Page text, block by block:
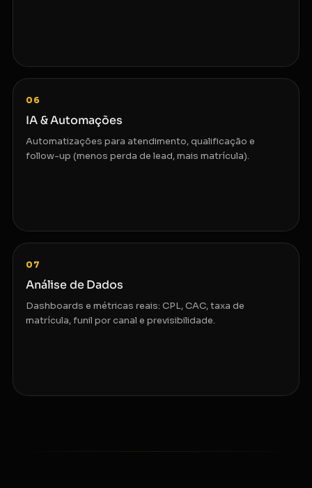
06
IA & Automações
Automatizações para atendimento, qualificação e
follow-up (menos perda de lead, mais matrícula).
07
Análise de Dados
Dashboards e métricas reais: CPL, CAC, taxa de
matrícula, funil por canal e previsibilidade.